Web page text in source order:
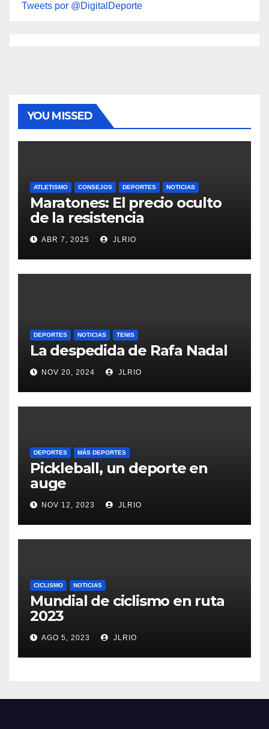
Tweets por @DigitalDeporte
YOU MISSED
ATLETISMO CONSEJOS DEPORTES NOTICIAS
Maratones: El precio oculto
de la resistencia
ABR 7, 2025 JLRIO
DEPORTES NOTICIAS TENIS
La despedida de Rafa Nadal
NOV 20, 2024 JLRIO
DEPORTES MÁS DEPORTES
Pickleball, un deporte en
auge
NOV 12, 2023 JLRIO
CICLISMO NOTICIAS
Mundial de ciclismo en ruta
2023
AGO 5, 2023 JLRIO